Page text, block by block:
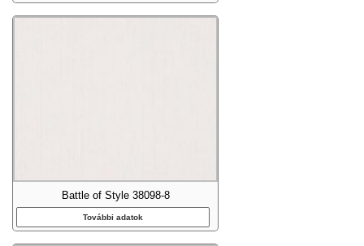
Battle of Style 38098-8
További adatok